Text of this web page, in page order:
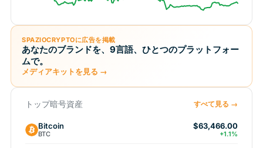
SPAZIOCRYPTOに広告を掲載
あなたのブランドを、9言語、ひとつのプラットフォー
ムで。
メディアキットを見る →
トップ暗号資産 すべて見る →
Bitcoin
BTC
$63,466.00
+1.1%